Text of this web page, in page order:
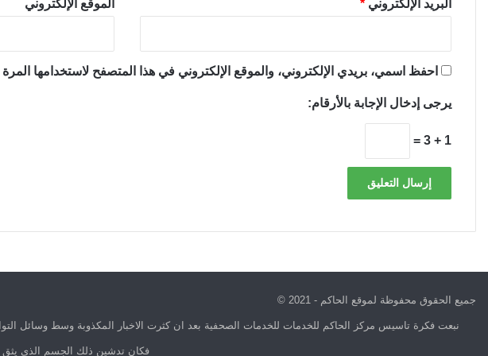
البريد الإلكتروني * الموقع الإلكتروني
احفظ اسمي، بريدي الإلكتروني، والموقع الإلكتروني في هذا المتصفح لاستخدامها
يرجى إدخال الإجابة بالأرقام:
1 + 3 =
جميع الحقوق محفوظة لموقع الحاكم - 2021 ©
نبعت فكرة تاسيس مركز الحاكم للخدمات للخدمات الصحفية بعد ان كثرت الاخبار المكذوبة وسط وسائل
فكان تدشين ذلك الجسم الذي يثق